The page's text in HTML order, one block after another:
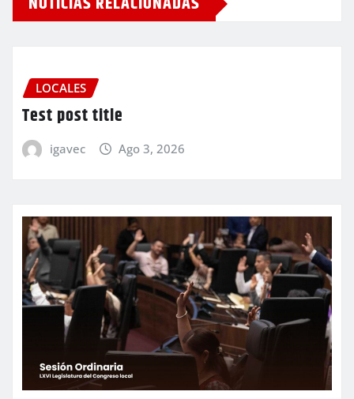
LOCALES
Test post title
igavec Ago 3, 2026